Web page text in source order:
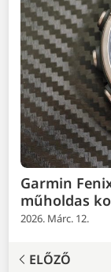
Garmin
műholdas
2026. Márc. 12.
ELŐZŐ